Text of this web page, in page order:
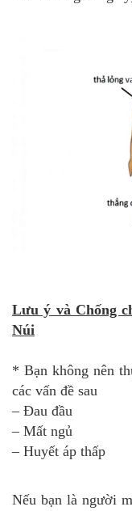
Lưu ý và Chống
Núi
* Bạn không nên
các vấn đề sau
– Đau đầu
– Mất ngủ
– Huyết áp thấp
Nếu bạn là người